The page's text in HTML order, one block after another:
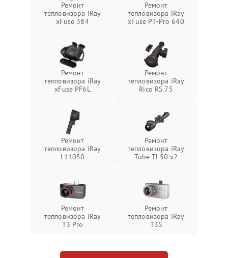
Ремонт
тепловизора iRay
xFuse 384
Ремонт
тепловизора iRay
xFuse PT-Pro 640
Ремонт
тепловизора iRay
xFuse PF6L
Ремонт
тепловизора iRay
Rico RS 75
Ремонт
тепловизора iRay
L11050
Ремонт
тепловизора iRay
Tube TL50 v2
Ремонт
тепловизора iRay
T3 Pro
Ремонт
тепловизора iRay
T3S